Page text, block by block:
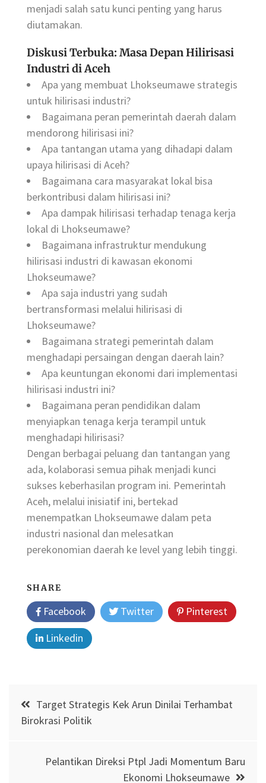
menjadi salah satu kunci penting yang harus
diutamakan.
Diskusi Terbuka: Masa Depan Hilirisasi
Industri di Aceh
Apa yang membuat Lhokseumawe strategis
untuk hilirisasi industri?
Bagaimana peran pemerintah daerah dalam
mendorong hilirisasi ini?
Apa tantangan utama yang dihadapi dalam
upaya hilirisasi di Aceh?
Bagaimana cara masyarakat lokal bisa
berkontribusi dalam hilirisasi ini?
Apa dampak hilirisasi terhadap tenaga kerja
lokal di Lhokseumawe?
Bagaimana infrastruktur mendukung
hilirisasi industri di kawasan ekonomi
Lhokseumawe?
Apa saja industri yang sudah
bertransformasi melalui hilirisasi di
Lhokseumawe?
Bagaimana strategi pemerintah dalam
menghadapi persaingan dengan daerah lain?
Apa keuntungan ekonomi dari implementasi
hilirisasi industri ini?
Bagaimana peran pendidikan dalam
menyiapkan tenaga kerja terampil untuk
menghadapi hilirisasi?
Dengan berbagai peluang dan tantangan yang
ada, kolaborasi semua pihak menjadi kunci
sukses keberhasilan program ini. Pemerintah
Aceh, melalui inisiatif ini, bertekad
menempatkan Lhokseumawe dalam peta
industri nasional dan melesatkan
perekonomian daerah ke level yang lebih tinggi.
SHARE
Facebook Twitter
Pinterest
Linkedin
Post
navigation
Target Strategis Kek Arun Dinilai Terhambat
Birokrasi Politik
Pelantikan Direksi Ptpl Jadi Momentum Baru
Ekonomi Lhokseumawe